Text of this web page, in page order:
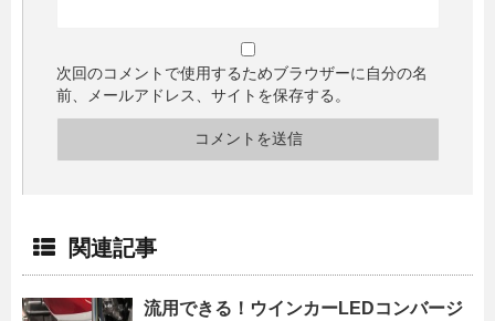
次回のコメントで使用するためブラウザーに自分の名
前、メールアドレス、サイトを保存する。
関連記事
流用できる！ウインカーLEDコンバージ